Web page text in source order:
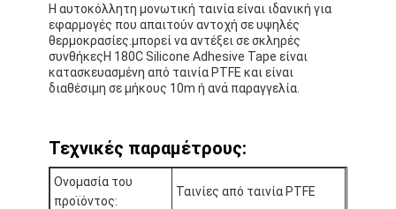
Προϊόντα
Περίπου εμείς
Γύρος εργοστασίων
Μας ελάτε σε επαφή με
Η αυτοκόλλητη μονωτική ταινία είναι ιδανική για
εφαρμογές που απαιτούν αντοχή σε υψηλές
θερμοκρασίες.μπορεί να αντέξει σε σκληρές
συνθήκεςΗ 180C Silicone Adhesive Tape είναι
κατασκευασμένη από ταινία PTFE και είναι
διαθέσιμη σε μήκους 10m ή ανά παραγγελία.
Τεχνικές παραμέτρους:
Ονομασία του
προϊόντος:
Ταινίες από ταινία PTFE